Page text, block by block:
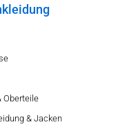
Oberteile
& Jacken